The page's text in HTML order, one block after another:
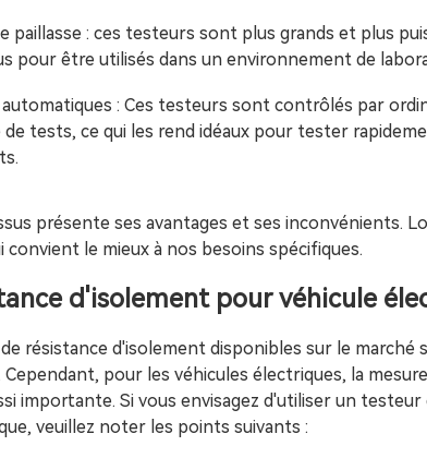
paillasse : ces testeurs sont plus grands et plus
pour être utilisés dans un environnement de
: Ces testeurs sont contrôlés par
tests, ce qui les rend idéaux pour tester
présente ses avantages et ses inconvénients.
convient le mieux à nos besoins spécifiques.
d'isolement pour véhicule
résistance d'isolement disponibles sur le
Cependant, pour les véhicules électriques, la
importante. Si vous envisagez d'utiliser un
veuillez noter les points suivants :